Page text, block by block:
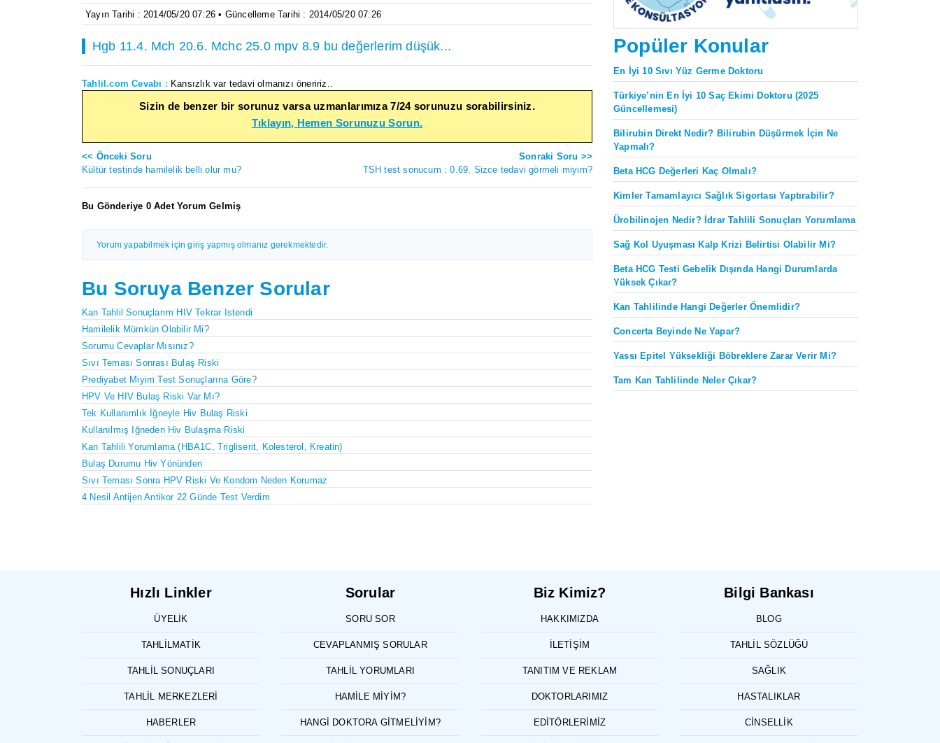
Yayın Tarihi : 2014/05/20 07:26 • Güncelleme Tarihi : 2014/05/20 07:26
Hgb 11.4. Mch 20.6. Mchc 25.0 mpv 8.9 bu değerlerim düşük...
Tahlil.com Cevabı : Kansızlık var tedavi olmanızı öneririz..
Sizin de benzer bir sorunuz varsa uzmanlarımıza 7/24 sorunuzu sorabilirsiniz.
Tıklayın, Hemen Sorunuzu Sorun.
<< Önceki Soru
Kültür testinde hamilelik belli olur mu?
Sonraki Soru >>
TSH test sonucum : 0.69. Sizce tedavi görmeli miyim?
Bu Gönderiye 0 Adet Yorum Gelmiş
Yorum yapabilmek için giriş yapmış olmanız gerekmektedir.
Bu Soruya Benzer Sorular
Kan Tahlil Sonuçlarım HIV Tekrar Istendi
Hamilelik Mümkün Olabilir Mi?
Sorumu Cevaplar Mısınız?
Sıvı Teması Sonrası Bulaş Riski
Prediyabet Miyim Test Sonuçlarına Göre?
HPV Ve HIV Bulaş Riski Var Mı?
Tek Kullanımlık İğneyle Hiv Bulaş Riski
Kullanılmış Iğneden Hiv Bulaşma Riski
Kan Tahlili Yorumlama (HBA1C, Trigliserit, Kolesterol, Kreatin)
Bulaş Durumu Hiv Yönünden
Sıvı Teması Sonra HPV Riski Ve Kondom Neden Korumaz
4 Nesil Antijen Antikor 22 Günde Test Verdim
Popüler Konular
En İyi 10 Sıvı Yüz Germe Doktoru
Türkiye’nin En İyi 10 Saç Ekimi Doktoru (2025
Güncellemesi)
Bilirubin Direkt Nedir? Bilirubin Düşürmek İçin Ne
Yapmalı?
Beta HCG Değerleri Kaç Olmalı?
Kimler Tamamlayıcı Sağlık Sigortası Yaptırabilir?
Ürobilinojen Nedir? İdrar Tahlili Sonuçları Yorumlama
Sağ Kol Uyuşması Kalp Krizi Belirtisi Olabilir Mi?
Beta HCG Testi Gebelik Dışında Hangi Durumlarda
Yüksek Çıkar?
Kan Tahlilinde Hangi Değerler Önemlidir?
Concerta Beyinde Ne Yapar?
Yassı Epitel Yüksekliği Böbreklere Zarar Verir Mi?
Tam Kan Tahlilinde Neler Çıkar?
Hızlı Linkler
ÜYELIK
TAHLILMATIK
TAHLIL SONUÇLARI
TAHLIL MERKEZLERI
HABERLER
Sorular
SORU SOR
CEVAPLANMIŞ SORULAR
TAHLIL YORUMLARI
HAMILE MIYIM?
HANGI DOKTORA GITMELIYIM?
Biz Kimiz?
HAKKIMIZDA
İLETIŞIM
TANITIM VE REKLAM
DOKTORLARIMIZ
EDITÖRLERIMIZ
Bilgi Bankası
BLOG
TAHLIL SÖZLÜĞÜ
SAĞLIK
HASTALIKLAR
CINSELLIK